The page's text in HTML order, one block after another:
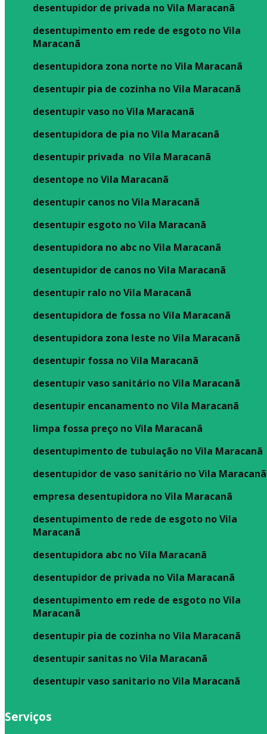
desentupidor de privada no Vila Maracanã
desentupimento em rede de esgoto no Vila
Maracanã
desentupidora zona norte no Vila Maracanã
desentupir pia de cozinha no Vila Maracanã
desentupir vaso no Vila Maracanã
desentupidora de pia no Vila Maracanã
desentupir privada no Vila Maracanã
desentope no Vila Maracanã
desentupir canos no Vila Maracanã
desentupir esgoto no Vila Maracanã
desentupidora no abc no Vila Maracanã
desentupidor de canos no Vila Maracanã
desentupir ralo no Vila Maracanã
desentupidora de fossa no Vila Maracanã
desentupidora zona leste no Vila Maracanã
desentupir fossa no Vila Maracanã
desentupir vaso sanitário no Vila Maracanã
desentupir encanamento no Vila Maracanã
limpa fossa preço no Vila Maracanã
desentupimento de tubulação no Vila Maracanã
desentupidor de vaso sanitário no Vila Maracanã
empresa desentupidora no Vila Maracanã
desentupimento de rede de esgoto no Vila
Maracanã
desentupidora abc no Vila Maracanã
desentupidor de privada no Vila Maracanã
desentupimento em rede de esgoto no Vila
Maracanã
desentupir pia de cozinha no Vila Maracanã
desentupir sanitas no Vila Maracanã
desentupir vaso sanitario no Vila Maracanã
Serviços